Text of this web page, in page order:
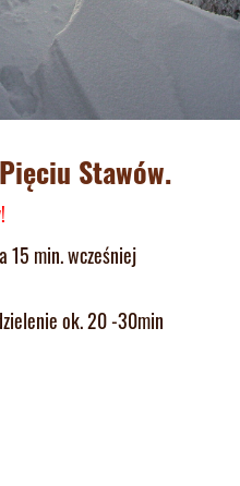
Stawów.
15 min. wcześniej
ok. 20 -30min